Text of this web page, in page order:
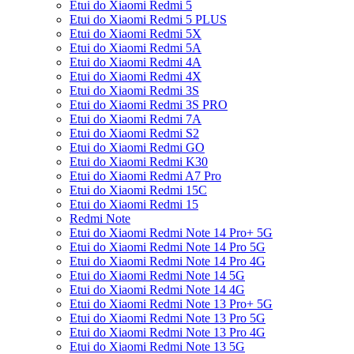
Etui do Xiaomi Redmi 5
Etui do Xiaomi Redmi 5 PLUS
Etui do Xiaomi Redmi 5X
Etui do Xiaomi Redmi 5A
Etui do Xiaomi Redmi 4A
Etui do Xiaomi Redmi 4X
Etui do Xiaomi Redmi 3S
Etui do Xiaomi Redmi 3S PRO
Etui do Xiaomi Redmi 7A
Etui do Xiaomi Redmi S2
Etui do Xiaomi Redmi GO
Etui do Xiaomi Redmi K30
Etui do Xiaomi Redmi A7 Pro
Etui do Xiaomi Redmi 15C
Etui do Xiaomi Redmi 15
Redmi Note
Etui do Xiaomi Redmi Note 14 Pro+ 5G
Etui do Xiaomi Redmi Note 14 Pro 5G
Etui do Xiaomi Redmi Note 14 Pro 4G
Etui do Xiaomi Redmi Note 14 5G
Etui do Xiaomi Redmi Note 14 4G
Etui do Xiaomi Redmi Note 13 Pro+ 5G
Etui do Xiaomi Redmi Note 13 Pro 5G
Etui do Xiaomi Redmi Note 13 Pro 4G
Etui do Xiaomi Redmi Note 13 5G